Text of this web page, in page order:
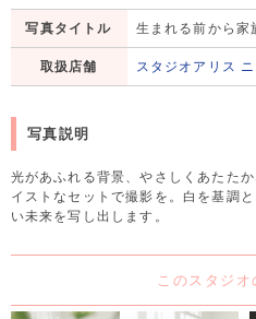
写真タイトル 生まれる前から
取扱店舗 スタジオアリス
写真説明
光があふれる背景、やさしくあたた
イストなセットで撮影を。白を基調
い未来を写し出します。
このスタジオ